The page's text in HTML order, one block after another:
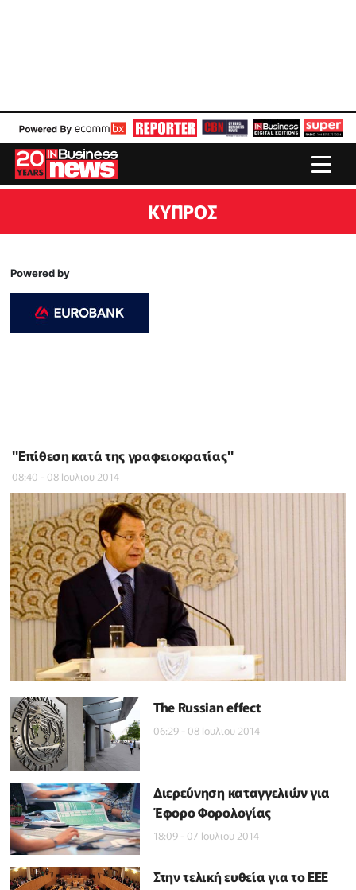
ΚΥΠΡΟΣ
Powered by
"Επίθεση κατά της γραφειοκρατίας"
08:40 - 08 Ιουλιου 2014
The Russian effect
06:29 - 08 Ιουλιου 2014
Διερεύνηση καταγγελιών για
Έφορο Φορολογίας
18:09 - 07 Ιουλιου 2014
Στην τελική ευθεία για το ΕΕΕ